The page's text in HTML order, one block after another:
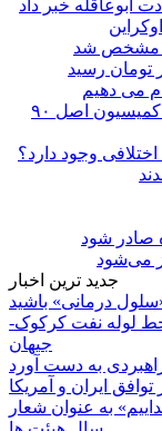
ابوعاقله خبر داد
می دهیم
وزرای اقتصاد، صمت و دادگستری در جلسات کمیسیون اصل ۹۰
وجود دارد؟
صادر شود
جدید ترین اخبار
خط لوله نفت کرکوک-
جیهان
به دست آورد
ایران و آمریکا
به عنوان شعار